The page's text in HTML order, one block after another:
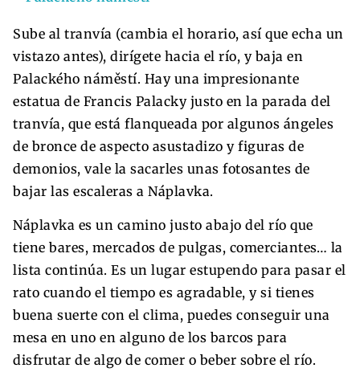
Sube al tranvía (cambia el horario, así que echa un
vistazo antes), dirígete hacia el río, y baja en
Palackého náměstí. Hay una impresionante
estatua de Francis Palacky justo en la parada del
tranvía, que está flanqueada por algunos ángeles
de bronce de aspecto asustadizo y figuras de
demonios, vale la sacarles unas fotosantes de
bajar las escaleras a Náplavka.
Náplavka es un camino justo abajo del río que
tiene bares, mercados de pulgas, comerciantes… la
lista continúa. Es un lugar estupendo para pasar el
rato cuando el tiempo es agradable, y si tienes
buena suerte con el clima, puedes conseguir una
mesa en uno en alguno de los barcos para
disfrutar de algo de comer o beber sobre el río.